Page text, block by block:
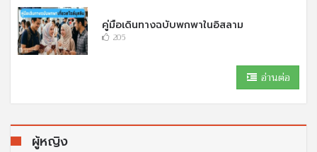
คู่มือเดินทางฉบับพกพาในอิสลาม
205
อ่านต่อ
ผู้หญิง